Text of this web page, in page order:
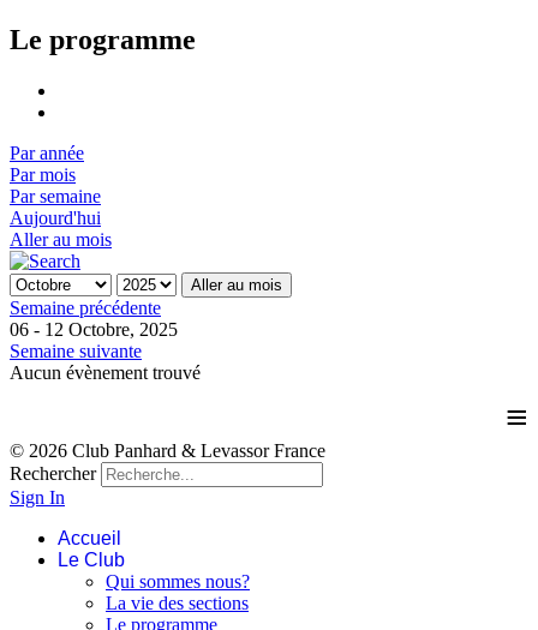
Le programme
Par année
Par mois
Par semaine
Aujourd'hui
Aller au mois
Aller au mois
Semaine précédente
06 - 12 Octobre, 2025
Semaine suivante
Aucun évènement trouvé
≡
© 2026 Club Panhard & Levassor France
Rechercher
Sign In
Accueil
Le Club
Qui sommes nous?
La vie des sections
Le programme